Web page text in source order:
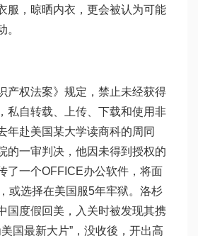
服，晾晒内衣，更会被认为可能
。
产权法案》规定，禁止未经获得
私自转载、上传、下载和使用非
年赴美国某大学读商科的周同
的一审判决，他因未得到授权的
了一个OFFICE办公软件，将面
或选择在美国服5年牢狱。洛杉
国度假回美，入关时被发现其携
国最新大片”，没收後，开出高